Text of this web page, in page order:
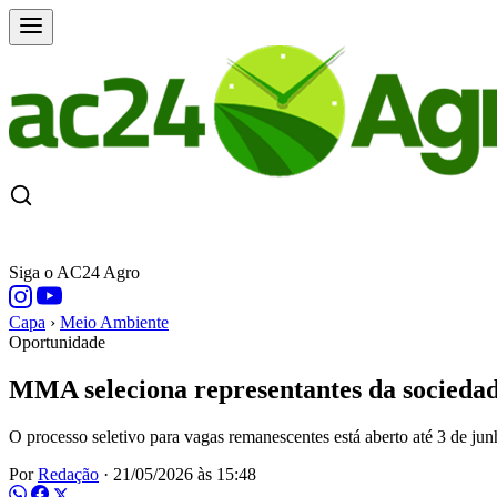
Siga o AC24 Agro
Capa › Meio Ambiente
Oportunidade
MMA seleciona representantes da
O processo seletivo para vagas remanescentes está aberto até 3 de
PorRedação · 21/05/2026 às 15:48